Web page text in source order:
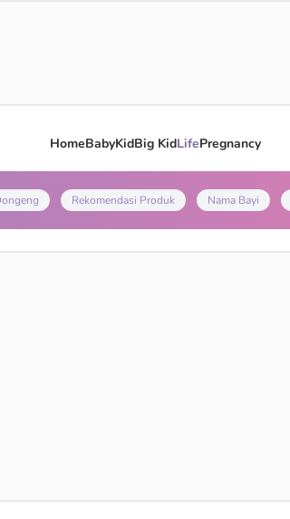
HomeBabyKidBig KidLifePregnancy
Rekomendasi Produk Nama Bayi